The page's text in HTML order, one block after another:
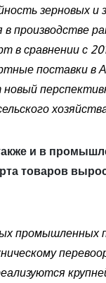
зерновых и
производстве
в сравнении с
поставки в
и в
товаров
промышленных